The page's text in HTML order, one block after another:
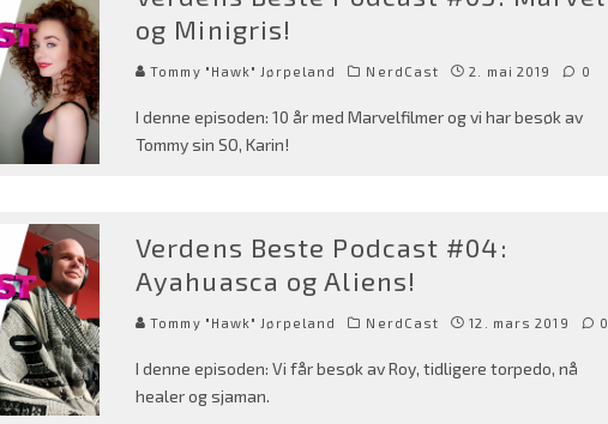
og Minigris!
Tommy "Hawk" Jørpeland NerdCast 2. mai 2019 0
I denne episoden: 10 år med Marvelfilmer og vi har besøk av
Tommy sin SO, Karin!
Verdens Beste Podcast #04:
Ayahuasca og Aliens!
Tommy "Hawk" Jørpeland NerdCast 12. mars 2019 0
I denne episoden: Vi får besøk av Roy, tidligere torpedo, nå
healer og sjaman.